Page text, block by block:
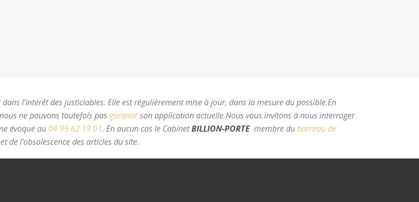
l’intérêt des justiciables. Elle est régulièrement mise à jour, dans la mesure du possible.En
ne pouvons toutefois pasgarantirson application actuelle.Nous vous invitons à nous interroger
évoqué au 04 99 62 19 01. En aucun cas le CabinetBILLION-PORTE membre dubarreau de
de l’obsolescence des articles du site.